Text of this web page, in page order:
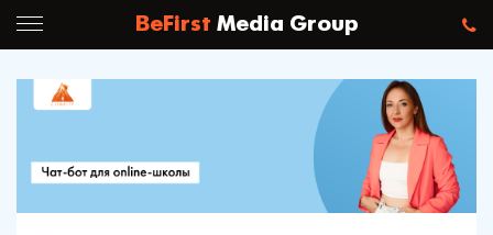
BeFirst Media Group